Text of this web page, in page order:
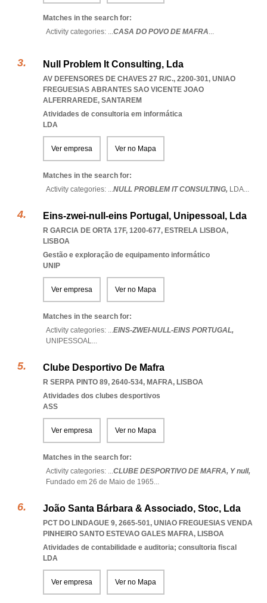
Matches in the search for:
Activity categories: ...CASA DO POVO DE MAFRA...
Null Problem It Consulting, Lda
AV DEFENSORES DE CHAVES 27 R/C., 2200-301, UNIAO
FREGUESIAS ABRANTES SAO VICENTE JOAO
ALFERRAREDE, SANTAREM
Atividades de consultoria em informática
LDA
Ver empresa Ver no Mapa
Matches in the search for:
Activity categories: ...NULL PROBLEM IT CONSULTING, LDA...
Eins-zwei-null-eins Portugal, Unipessoal, Lda
R GARCIA DE ORTA 17F, 1200-677, ESTRELA LISBOA,
LISBOA
Gestão e exploração de equipamento informático
UNIP
Ver empresa Ver no Mapa
Matches in the search for:
Activity categories: ...EINS-ZWEI-NULL-EINS PORTUGAL,
UNIPESSOAL...
Clube Desportivo De Mafra
R SERPA PINTO 89, 2640-534, MAFRA, LISBOA
Atividades dos clubes desportivos
ASS
Ver empresa Ver no Mapa
Matches in the search for:
Activity categories: ...CLUBE DESPORTIVO DE MAFRA, Y null,
Fundado em 26 de Maio de 1965...
João Santa Bárbara & Associado, Stoc, Lda
PCT DO LINDAGUE 9, 2665-501, UNIAO FREGUESIAS VENDA
PINHEIRO SANTO ESTEVAO GALES MAFRA, LISBOA
Atividades de contabilidade e auditoria; consultoria fiscal
LDA
Ver empresa Ver no Mapa